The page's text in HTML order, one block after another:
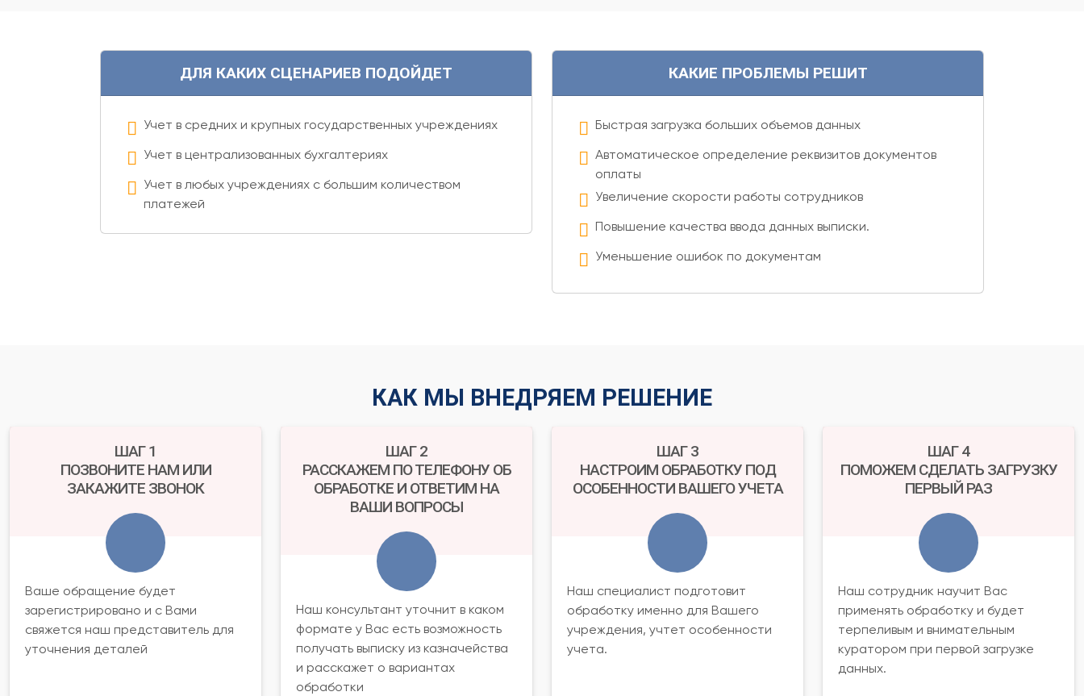
ДЛЯ КАКИХ СЦЕНАРИЕВ ПОДОЙДЕТ
Учет в средних и крупных государственных учреждениях
Учет в централизованных бухгалтериях
Учет в любых учреждениях с большим количеством
платежей
КАКИЕ ПРОБЛЕМЫ РЕШИТ
Быстрая загрузка больших объемов данных
Автоматическое определение реквизитов документов
оплаты
Увеличение скорости работы сотрудников
Повышение качества ввода данных выписки.
Уменьшение ошибок по документам
КАК МЫ ВНЕДРЯЕМ РЕШЕНИЕ
ШАГ 1
ПОЗВОНИТЕ НАМ ИЛИ
ЗАКАЖИТЕ ЗВОНОК
Ваше обращение будет
зарегистрировано и с Вами
свяжется наш представитель для
уточнения деталей
ШАГ 2
РАССКАЖЕМ ПО ТЕЛЕФОНУ ОБ
ОБРАБОТКЕ И ОТВЕТИМ НА
ВАШИ ВОПРОСЫ
Наш консультант уточнит в каком
формате у Вас есть возможность
получать выписку из казначейства
и расскажет о вариантах
обработки
ШАГ 3
НАСТРОИМ ОБРАБОТКУ ПОД
ОСОБЕННОСТИ ВАШЕГО УЧЕТА
Наш специалист подготовит
обработку именно для Вашего
учреждения, учтет особенности
учета.
ШАГ 4
ПОМОЖЕМ СДЕЛАТЬ ЗАГРУЗКУ
ПЕРВЫЙ РАЗ
Наш сотрудник научит Вас
применять обработку и будет
терпеливым и внимательным
куратором при первой загрузке
данных.